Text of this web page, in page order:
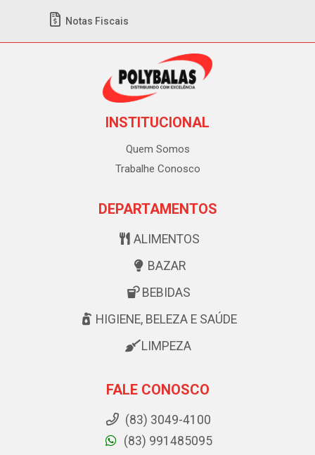
Notas Fiscais
INSTITUCIONAL
Quem Somos
Trabalhe Conosco
DEPARTAMENTOS
ALIMENTOS
BAZAR
BEBIDAS
HIGIENE, BELEZA E SAÚDE
LIMPEZA
FALE CONOSCO
(83) 3049-4100
(83) 991485095